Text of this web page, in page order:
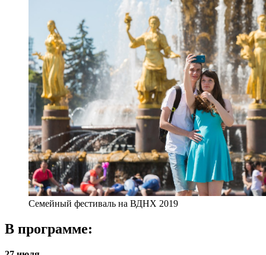
Семейный фестиваль на ВДНХ 2019
В программе: